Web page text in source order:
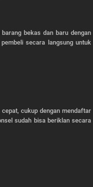
bekas dan baru dengan
secara langsung untuk
cukup dengan mendaftar
sudah bisa beriklan secara